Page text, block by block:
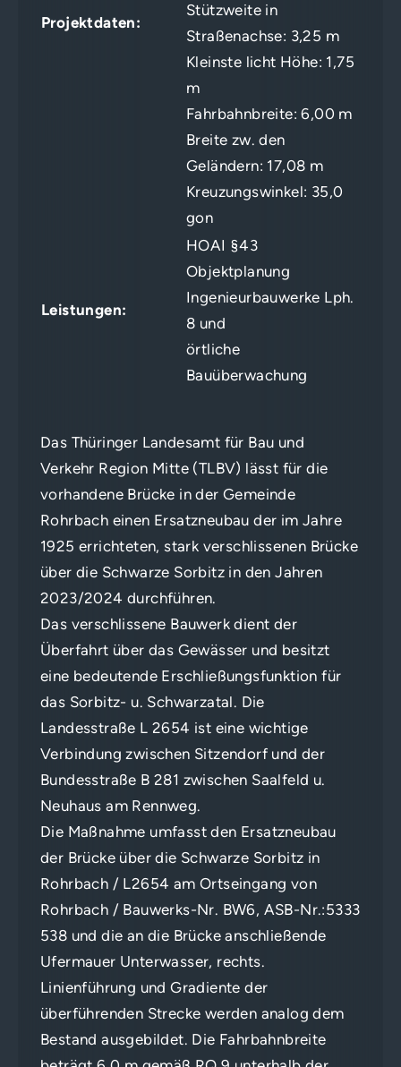
Projektdaten:
Stützweite in
Straßenachse: 3,25 m
Kleinste licht Höhe: 1,75
m
Fahrbahnbreite: 6,00 m
Breite zw. den
Geländern: 17,08 m
Kreuzungswinkel: 35,0
gon
Leistungen:
HOAI §43
Objektplanung
Ingenieurbauwerke Lph.
8 und
örtliche
Bauüberwachung
Das Thüringer Landesamt für Bau und
Verkehr Region Mitte (TLBV) lässt für die
vorhandene Brücke in der Gemeinde
Rohrbach einen Ersatzneubau der im Jahre
1925 errichteten, stark verschlissenen Brücke
über die Schwarze Sorbitz in den Jahren
2023/2024 durchführen.
Das verschlissene Bauwerk dient der
Überfahrt über das Gewässer und besitzt
eine bedeutende Erschließungsfunktion für
das Sorbitz- u. Schwarzatal. Die
Landesstraße L 2654 ist eine wichtige
Verbindung zwischen Sitzendorf und der
Bundesstraße B 281 zwischen Saalfeld u.
Neuhaus am Rennweg.
Die Maßnahme umfasst den Ersatzneubau
der Brücke über die Schwarze Sorbitz in
Rohrbach / L2654 am Ortseingang von
Rohrbach / Bauwerks-Nr. BW6, ASB-Nr.:5333
538 und die an die Brücke anschließende
Ufermauer Unterwasser, rechts.
Linienführung und Gradiente der
überführenden Strecke werden analog dem
Bestand ausgebildet. Die Fahrbahnbreite